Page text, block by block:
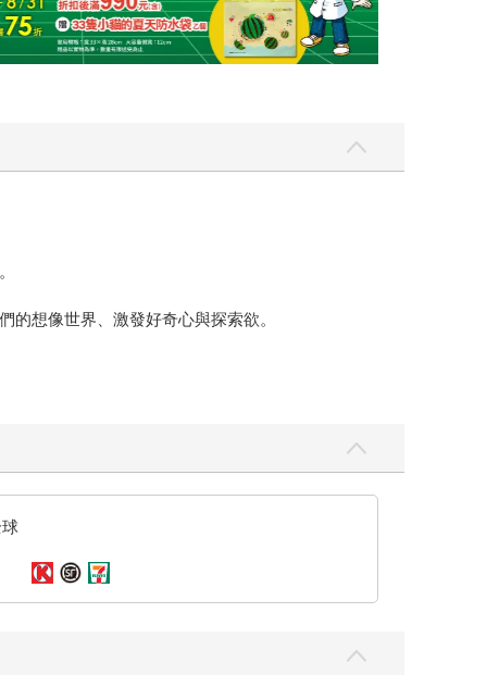
想像世界、激發好奇心與探索欲。